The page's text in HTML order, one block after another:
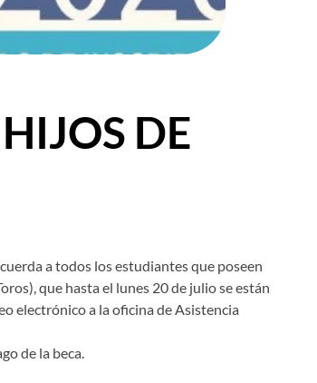
DE
a todos los estudiantes que poseen
que hasta el lunes 20 de julio se están
electrónico a la oficina de Asistencia
de la beca.